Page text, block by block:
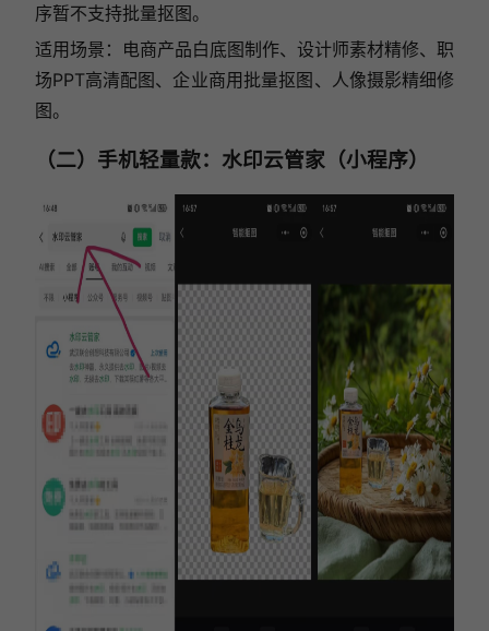
序暂不支持批量抠图。
适用场景：电商产品白底图制作、设计师素材精修、职
场PPT高清配图、企业商用批量抠图、人像摄影精细修
图。
（二）手机轻量款：水印云管家（小程序）